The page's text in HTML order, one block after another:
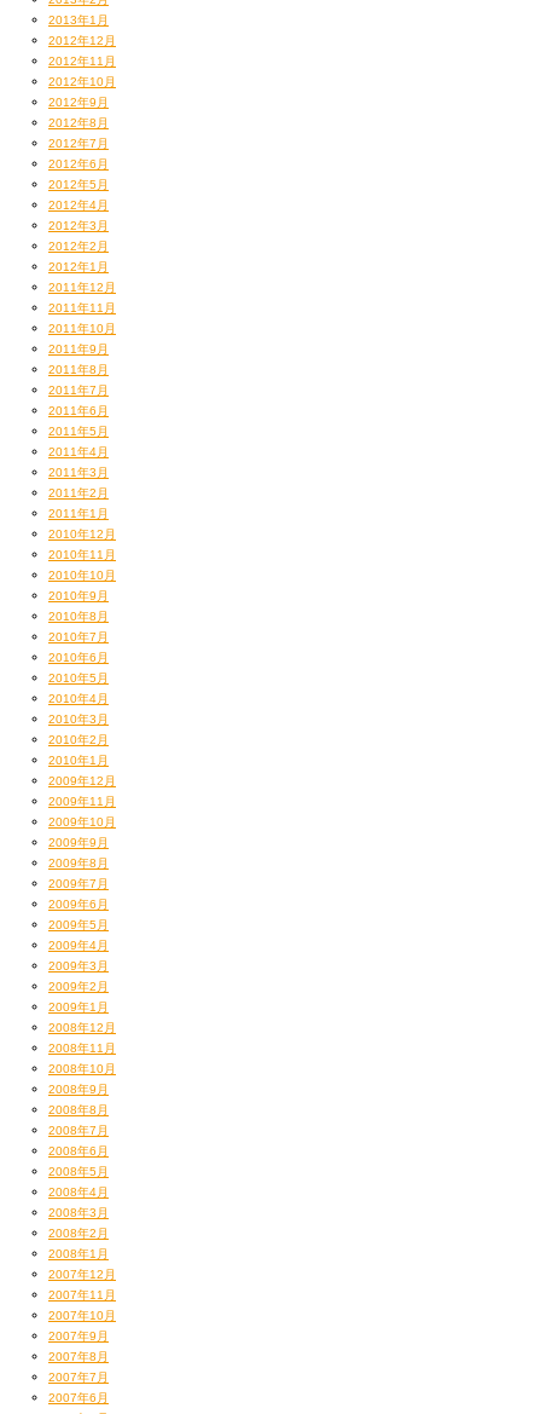
2013年1月
2012年12月
2012年11月
2012年10月
2012年9月
2012年8月
2012年7月
2012年6月
2012年5月
2012年4月
2012年3月
2012年2月
2012年1月
2011年12月
2011年11月
2011年10月
2011年9月
2011年8月
2011年7月
2011年6月
2011年5月
2011年4月
2011年3月
2011年2月
2011年1月
2010年12月
2010年11月
2010年10月
2010年9月
2010年8月
2010年7月
2010年6月
2010年5月
2010年4月
2010年3月
2010年2月
2010年1月
2009年12月
2009年11月
2009年10月
2009年9月
2009年8月
2009年7月
2009年6月
2009年5月
2009年4月
2009年3月
2009年2月
2009年1月
2008年12月
2008年11月
2008年10月
2008年9月
2008年8月
2008年7月
2008年6月
2008年5月
2008年4月
2008年3月
2008年2月
2008年1月
2007年12月
2007年11月
2007年10月
2007年9月
2007年8月
2007年7月
2007年6月